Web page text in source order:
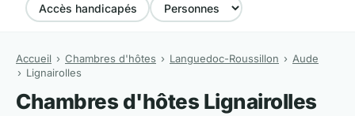
Accès handicapés
Accueil Chambres d'hôtes Languedoc-Roussillon
Aude
Lignairolles
Chambres d'hôtes Lignairolles